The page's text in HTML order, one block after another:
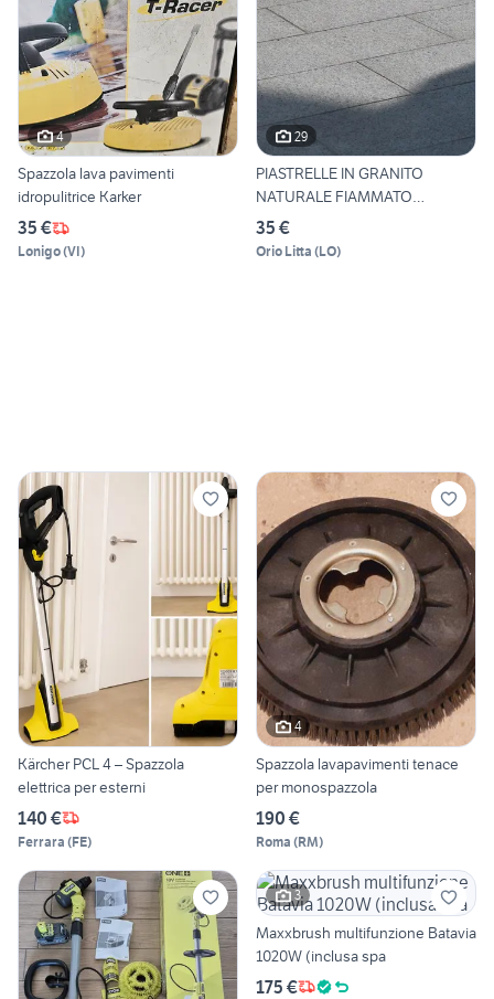
4
Spazzola lava pavimenti
idropulitrice Karker
35 €
Lonigo(VI)
29
PIASTRELLE IN GRANITO
NATURALE FIAMMATO
PAVIMENTO
35 €
Orio Litta (LO)
Kärcher PCL 4 – Spazzola
elettrica per esterni
140 €
Ferrara (FE)
4
Spazzola lavapavimenti tenace
per monospazzola
190 €
Roma (RM)
3
Maxxbrush multifunzione Batavia
1020W (inclusa spa
175 €